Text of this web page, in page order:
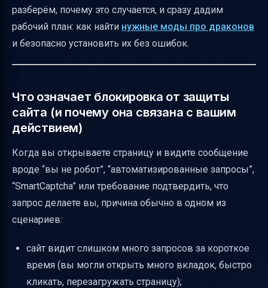
работает”
разберём, почему это случается, и сразу дадим
рабочий план: как найти нужные моды про драконов
и безопасно установить их без ошибок.
Что означает блокировка от защиты
сайта (и почему она связана с вашим
действием)
Когда вы открываете страницу и видите сообщение
вроде “вы не робот”, “автоматизированные запросы”,
“SmartCaptcha” или требование подтвердить, что
запрос делаете вы, причина обычно в одном из
сценариев:
сайт видит слишком много запросов за короткое
время (вы могли открыть много вкладок, быстро
кликать, перезагружать страницу);